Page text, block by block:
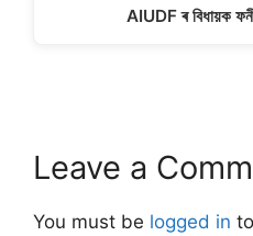
AIUDF ৰ বিধায়ক
Leave a
You must be logged in